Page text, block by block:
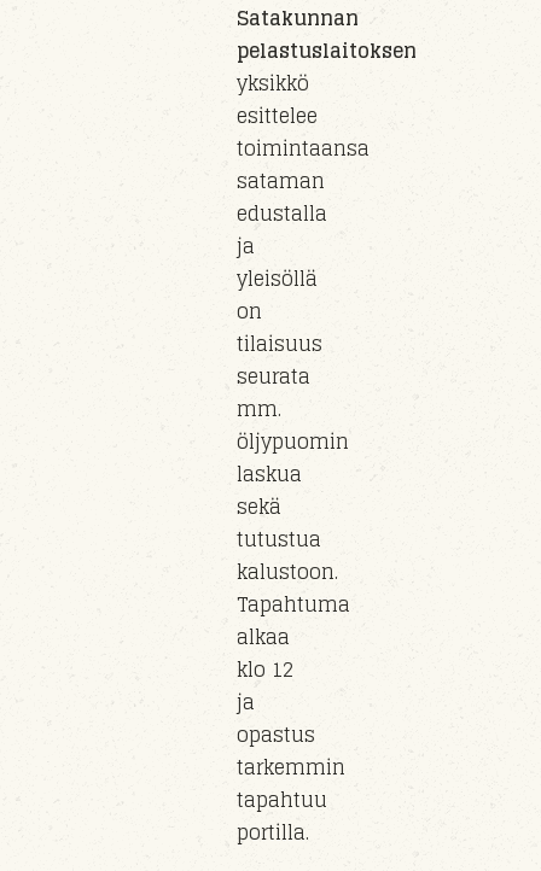
Satakunnan
pelastuslaitoksen
yksikkö
esittelee
toimintaansa
sataman
edustalla
ja
yleisöllä
on
tilaisuus
seurata
mm.
öljypuomin
laskua
sekä
tutustua
kalustoon.
Tapahtuma
alkaa
klo 12
ja
opastus
tarkemmin
tapahtuu
portilla.